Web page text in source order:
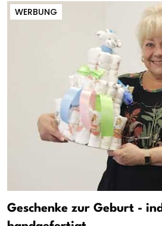
WERBUNG
Geschenke zur Geburt -